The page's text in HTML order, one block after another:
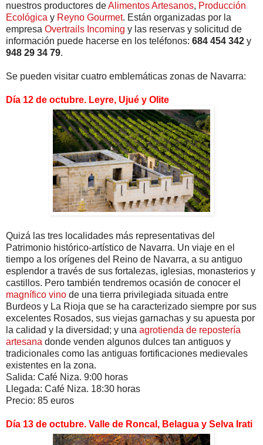
nuestros productores deAlimentos Artesanos, Producción
Ecológica y Reyno Gourmet. Están organizadas por la
empresa Overtrails Incoming y las reservas y solicitud de
información puede hacerse en los teléfonos: 684 454 342 y
948 29 34 79.
Se pueden visitar cuatro emblemáticas zonas de Navarra:
Día 12 de octubre. Leyre, Ujué y Olite
Quizá las tres localidades más representativas del
Patrimonio histórico-artístico de Navarra. Un viaje en el
tiempo a los orígenes del Reino de Navarra, a su antiguo
esplendor a través de sus fortalezas, iglesias, monasterios y
castillos. Pero también tendremos ocasión de conocer el
magnífico vino de una tierra privilegiada situada entre
Burdeos y La Rioja que se ha caracterizado siempre por sus
excelentes Rosados, sus viejas garnachas y su apuesta por
la calidad y la diversidad; y una agrotienda de repostería
artesana donde venden algunos dulces tan antiguos y
tradicionales como las antiguas fortificaciones medievales
existentes en la zona.
Salida: Café Niza. 9:00 horas
Llegada: Café Niza. 18:30 horas
Precio: 85 euros
Día 13 de octubre. Valle de Roncal, Belagua y Selva Irati